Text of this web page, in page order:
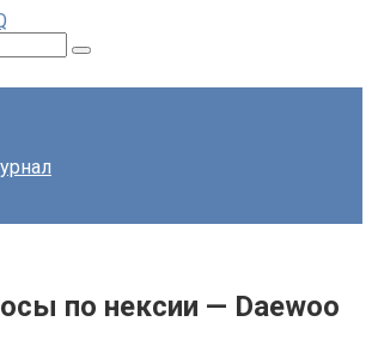
по нексии — Daewoo